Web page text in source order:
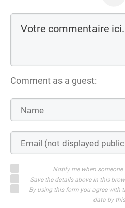
Comment as a guest:
Notify me when
Save the details above in this
By using this form you agree with
data by